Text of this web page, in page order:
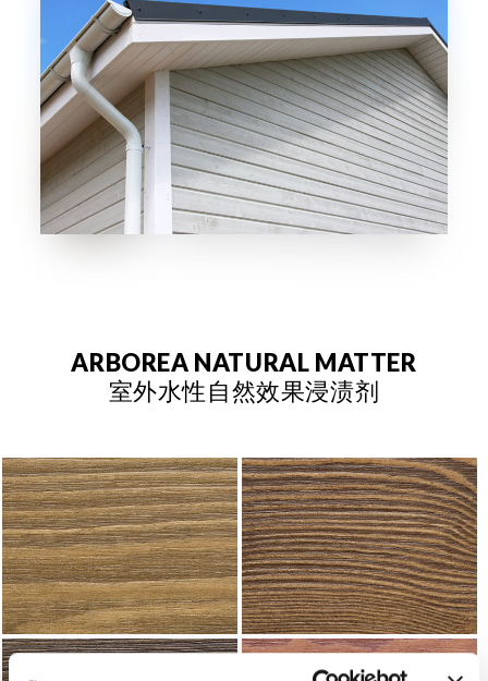
ARBOREA NATURAL MATTER
室外水性自然效果浸渍剂